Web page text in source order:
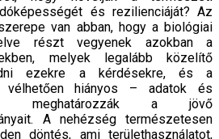
és rezilienciáját? Az
van abban, hogy a biológiai
részt vegyenek azokban a
melyek legalább közelítő
ezekre a kérdésekre, és a
hiányos – adatok és
meghatározzák a jövő
A nehézség természetesen
döntés, ami területhasználatot,